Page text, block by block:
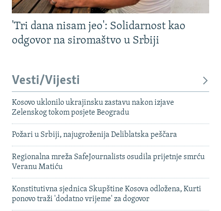
'Tri dana nisam jeo': Solidarnost kao
odgovor na siromaštvo u Srbiji
Vesti/Vijesti
Kosovo uklonilo ukrajinsku zastavu nakon izjave
Zelenskog tokom posjete Beogradu
Požari u Srbiji, najugroženija Deliblatska peščara
Regionalna mreža SafeJournalists osudila prijetnje smrću
Veranu Matiću
Konstitutivna sjednica Skupštine Kosova odložena, Kurti
ponovo traži 'dodatno vrijeme' za dogovor